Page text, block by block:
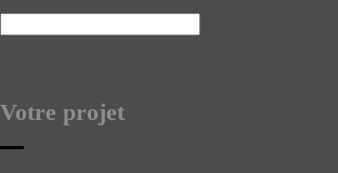
Votre projet